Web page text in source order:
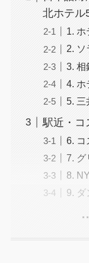
北ホテル
1. ホ
2. ソ
3. 相
4. ホ
5. 三
駅近・コ
6. コ
7. グ
8.
9. ダ